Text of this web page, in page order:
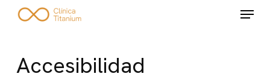
content
Menu
Accesibilidad